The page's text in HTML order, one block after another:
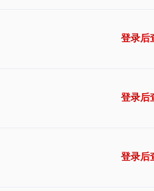
登录后
登录后
登录后